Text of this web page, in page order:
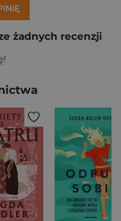
żadnych recenzji